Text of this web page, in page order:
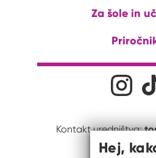
Za šole in
Družabna Na
Kontakt uredništva:
Hej,